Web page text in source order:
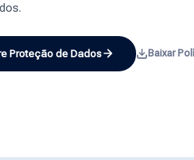
Proteção de Dados Baixar